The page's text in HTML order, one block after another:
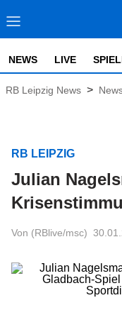
NEWS LIVE
RB Leipzig News >
RB LEIPZIG
Julian
Von (RBlive/msc)